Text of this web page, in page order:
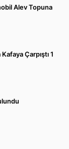
Alev Topuna
Çarpıştı 1